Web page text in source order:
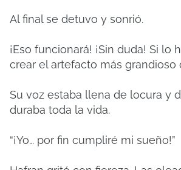
Al final se detuvo y sonrió.
¡Eso funcionará! ¡Sin duda! Si lo
crear el artefacto más grandioso
Su voz estaba llena de locura y
duraba toda la vida.
“¡Yo… por fin cumpliré mi sueño!”